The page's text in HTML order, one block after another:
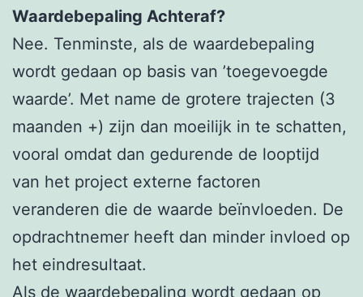
Waardebepaling Achteraf?
Nee. Tenminste, als de waardebepaling
wordt gedaan op basis van ’toegevoegde
waarde’. Met name de grotere trajecten (3
maanden +) zijn dan moeilijk in te schatten,
vooral omdat dan gedurende de looptijd
van het project externe factoren
veranderen die de waarde beïnvloeden. De
opdrachtnemer heeft dan minder invloed op
het eindresultaat.
Als de waardebepaling wordt gedaan op